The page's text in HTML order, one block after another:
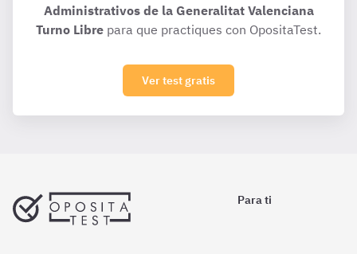
Administrativos de la Generalitat Valenciana
Turno Libre para que practiques con OpositaTest.
Ver test gratis
Para ti